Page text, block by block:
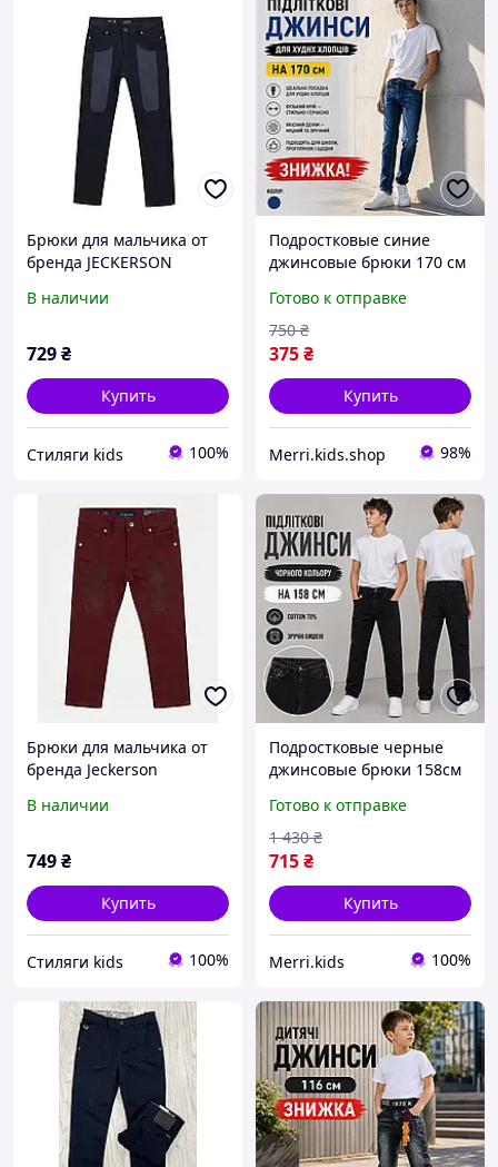
Брюки для мальчика от
бренда JECKERSON
В наличии
729₴
Купить
Стиляги kids 100%
Подростковые синие
джинсовые брюки 170 см
стрейчевые черные
джинсы для мальчика
подростка юниор
Готово к отправке
375₴
750 ₴
Купить
Merri.kids.shop 98%
Брюки для мальчика от
бренда Jeckerson
В наличии
749₴
Купить
Стиляги kids 100%
Подростковые черные
джинсовые брюки 158см
классичесике темные
джинсы для худенького
мальчика подростка
Готово к отправке
715₴
1 430 ₴
Купить
Merri.kids 100%